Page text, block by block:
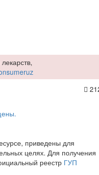
приведены для
целях. Для получения
реестр ГУП